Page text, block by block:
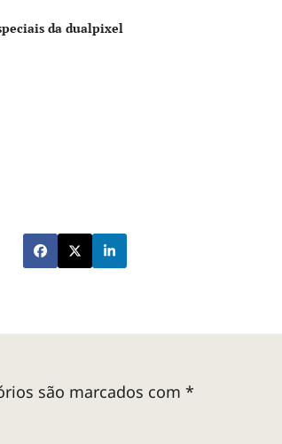
da dualpixel
são marcados com *